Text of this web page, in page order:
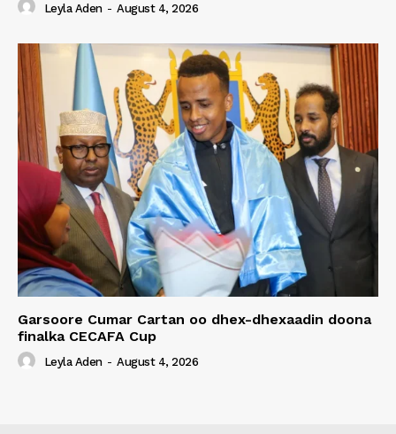
Leyla Aden - August 4, 2026
Garsoore Cumar Cartan oo dhex-dhexaadin doona
finalka CECAFA Cup
Leyla Aden - August 4, 2026